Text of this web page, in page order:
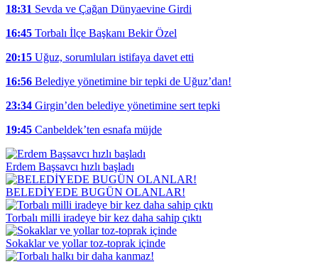
18:31 Sevda ve Çağan Dünyaevine Girdi
16:45 Torbalı İlçe Başkanı Bekir Özel
20:15 Uğuz, sorumluları istifaya davet etti
16:56 Belediye yönetimine bir tepki de Uğuz’dan!
23:34 Girgin’den belediye yönetimine sert tepki
19:45 Canbeldek’ten esnafa müjde
Erdem Başsavcı hızlı başladı
BELEDİYEDE BUGÜN OLANLAR!
Torbalı milli iradeye bir kez daha sahip çıktı
Sokaklar ve yollar toz-toprak içinde